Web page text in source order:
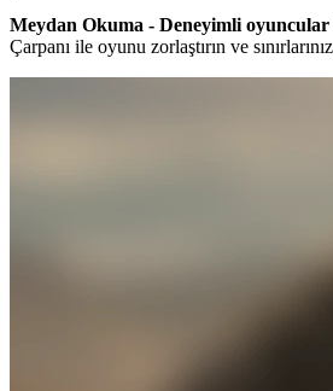
Meydan Okuma - Deneyimli oyuncular
Çarpanı ile oyunu zorlaştırın ve